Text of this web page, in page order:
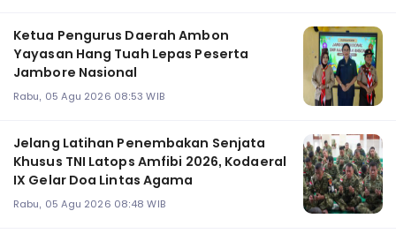
Ketua Pengurus Daerah Ambon
Yayasan Hang Tuah Lepas Peserta
Jambore Nasional
Rabu, 05 Agu 2026 08:53 WIB
Jelang Latihan Penembakan Senjata
Khusus TNI Latops Amfibi 2026, Kodaeral
IX Gelar Doa Lintas Agama
Rabu, 05 Agu 2026 08:48 WIB